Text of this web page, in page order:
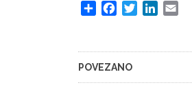
Share FacebookTwitterLinkedIn
POVEZANO